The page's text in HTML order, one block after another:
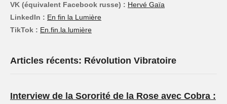
VK (équivalent Facebook russe) : Hervé Gaïa
LinkedIn : En fin la Lumière
TikTok : En.fin.la.lumière
Articles récents: Révolution Vibratoire
Interview de la Sororité de la Rose avec Cobra :